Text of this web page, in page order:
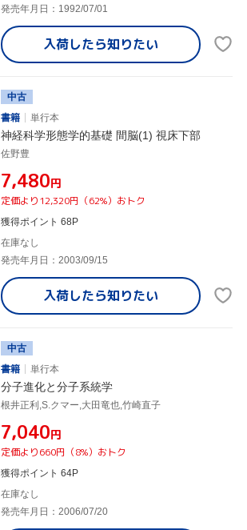
発売年月日：1992/07/01
入荷したら知りたい
中古
書籍
単行本
神経科学形態学的基礎 間脳(1) 視床下部
佐野豊
¥7,480円
定価より12,320円（62%）おトク
獲得ポイント 68P
在庫なし
発売年月日：2003/09/15
入荷したら知りたい
中古
書籍
単行本
分子進化と分子系統学
根井正利,S.クマー,大田竜也,竹崎直子
¥7,040円
定価より660円（8%）おトク
獲得ポイント 64P
在庫なし
発売年月日：2006/07/20